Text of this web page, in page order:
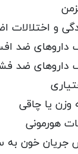
و اختلالات
داروهای ضد
داروهای ضد
وزن یا چاقی
هورمونی
جریان خون به